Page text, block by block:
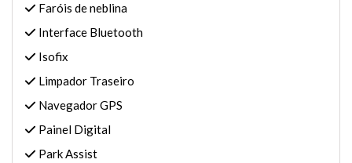
Faróis de neblina
Interface Bluetooth
Isofix
Limpador Traseiro
Navegador GPS
Painel Digital
Park Assist